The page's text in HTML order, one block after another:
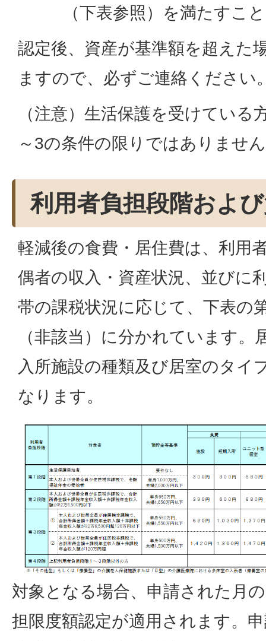
（下表参照）を満たすこ
認定後、資産が基準額を超えた
ますので、必ずご連絡ください
（注意）生活保護を受けている
～3の条件の限りではありませ
利用者負担段階およ
軽減後の食費・居住費は、利用
偶者の収入・資産状況、並びに
帯の課税状況に応じて、下表の
（非該当）に分かれています。
入所施設の種類及び居室のタイ
なります。
対象となる場合、申請された月
担限度額認定が適用されます。